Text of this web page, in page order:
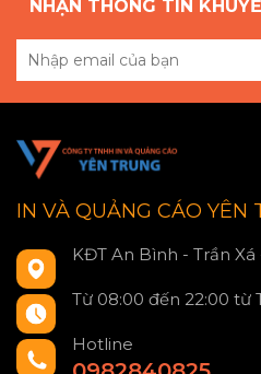
NHẬN THÔNG TIN
IN VÀ QUẢNG CÁO YÊN
KĐT An Bình - Trần
Từ 08:00 đến 22:00 từ
Hotline